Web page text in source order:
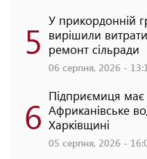
5 У прикордонній
вирішили
ремонт сільради
06 серпня, 2026 -
6 Підприємиця має
Африканівське
Харківщині
05 серпня, 2026 -